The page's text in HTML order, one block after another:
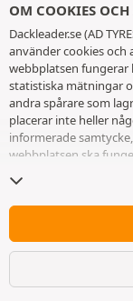
OM COOKIES OCH
Dackleader.se (AD
använder cookies och
webbplatsen
statistiska mätningar
andra spårare som
placerar inte heller
informerade
webbplatsen ska
andra spårare
cookies eller andra
AD TYRES. För
och andra spårare.